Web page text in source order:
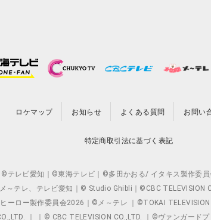
ロケマップ お知らせ よくある質問 お問い
特定商取引法に基づく表記
テレビ愛知｜©東海テレビ｜©多田かおる/ イタキス製作委
～テレ、テレビ愛知｜© Studio Ghibli｜©CBC
ロー製作委員会2026｜©メ～テレ ｜©TOKAI
｜ ｜© CBC TELEVISION CO.,LTD. ｜©ヴァンガー